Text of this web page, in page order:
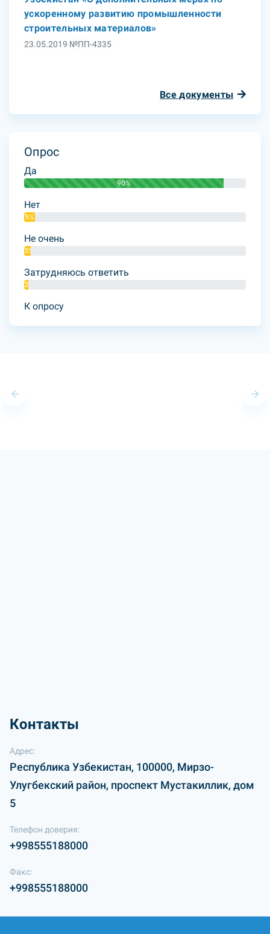
ускоренному развитию промышленности
строительных материалов»
23.05.2019 №ПП-4335
Все документы
Опрос
Да
90%
Нет
5%
Не очень
3%
Затрудняюсь ответить
2%
К опросу
Контакты
Адрес:
Республика Узбекистан, 100000, Мирзо-
Улугбекский район, проспект Мустакиллик, дом
5
Телефон доверия:
+998555188000
Факс:
+998555188000